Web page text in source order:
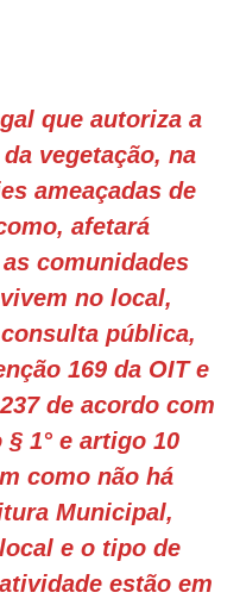
que autoriza a
vegetação, na
ameaçadas de
afetará
comunidades
no local,
pública,
169 da OIT e
de acordo com
1° e artigo 10
como não há
Municipal,
e o tipo de
estão em